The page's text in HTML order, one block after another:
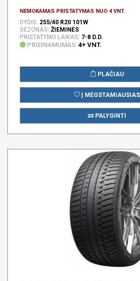
NEMOKAMAS PRISTATYMAS NUO 4 VNT.
DYDIS: 255/40 R20 101W
SEZONAS: ŽIEMINĖS
PRISTATYMO LAIKAS: 7-8 D.D.
PRIEINAMUMAS: 4+ VNT.
PLAČIAU
Į MĖGSTAMIAUSIAS
PALYGINTI